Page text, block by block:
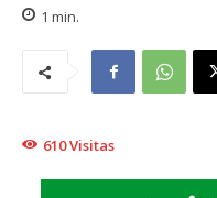
1 min.
610Visitas